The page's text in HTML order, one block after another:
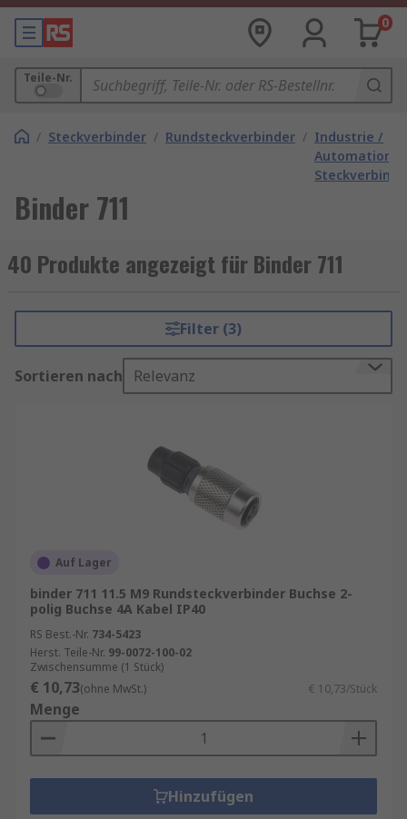
0
Teile-Nr.
/ Steckverbinder / Rundsteckverbinder / Industrie /
Automation
Binder 711
40 Produkte angezeigt für Binder 711
Filter (3)
Sortieren nach Relevanz
Auf Lager
binder 711 11.5 M9 Rundsteckverbinder Buchse 2-
polig Buchse 4A Kabel IP40
RS Best.-Nr. 734-5423
Herst. Teile-Nr. 99-0072-100-02
Zwischensumme (1 Stück)
€ 10,73(ohne MwSt.) € 10,73/Stück
Menge
Hinzufügen